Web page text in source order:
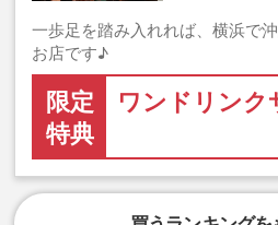
一歩足を踏み入れれば、横浜で
お店です♪
限定
特典
ワンドリンク